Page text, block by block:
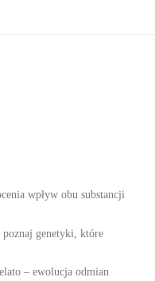
wpływ obu substancji
genetyki, które
– ewolucja odmian